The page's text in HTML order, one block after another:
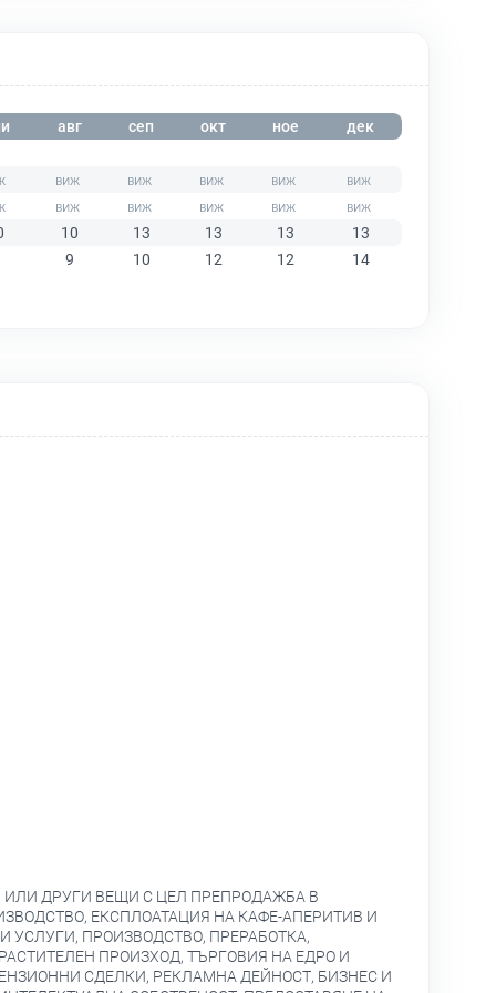
авг сеп окт ное дек
10 13 13 13
13
9
10 12 12 14
ДРУГИ ВЕЩИ С ЦЕЛ ПРЕПРОДАЖБА В
ЕКСПЛОАТАЦИЯ НА КАФЕ-АПЕРИТИВ И
ПРОИЗВОДСТВО, ПРЕРАБОТКА,
ПРОИЗХОД, ТЪРГОВИЯ НА ЕДРО И
СДЕЛКИ, РЕКЛАМНА ДЕЙНОСТ, БИЗНЕС И